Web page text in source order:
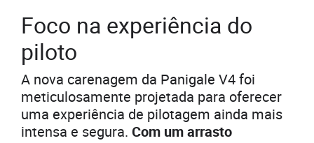
Foco na experiência do
piloto
A nova carenagem da Panigale V4 foi
meticulosamente projetada para oferecer
uma experiência de pilotagem ainda mais
intensa e segura. Com um arrasto